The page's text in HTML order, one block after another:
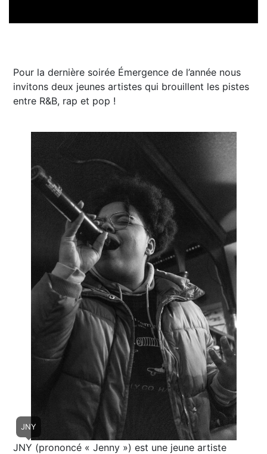
Pour la dernière soirée Émergence de l’année nous
invitons deux jeunes artistes qui brouillent les pistes
entre R&B, rap et pop !
JNY
JNY (prononcé « Jenny ») est une jeune artiste